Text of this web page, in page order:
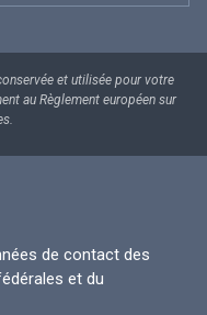
et utilisée pour votre
au Règlement européen sur
de contact des
et du